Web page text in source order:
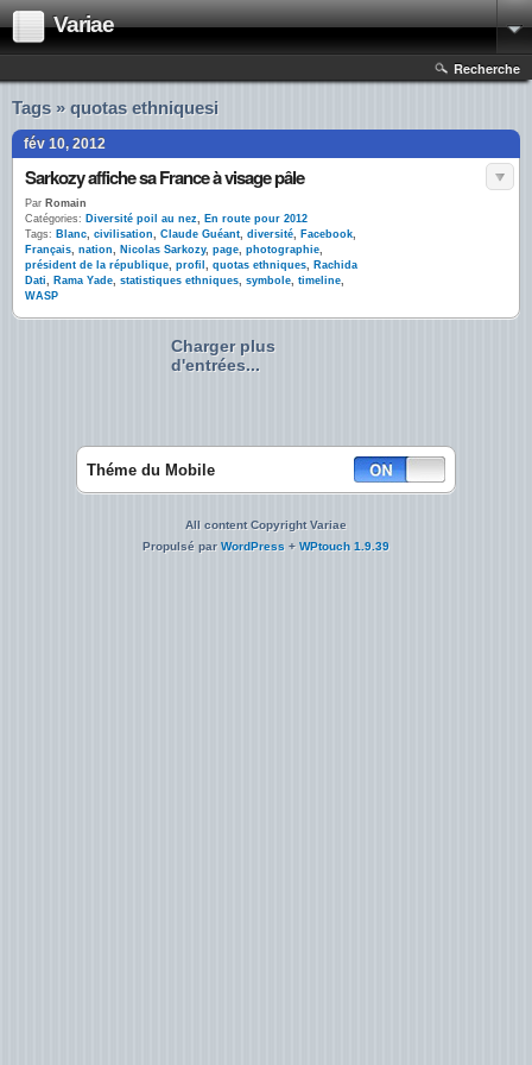
Variae
Recherche
Tags » quotas ethniquesi
fév 10, 2012
Sarkozy affiche sa France à visage pâle
Par Romain
Catégories: Diversité poil au nez, En route pour 2012
Tags: Blanc, civilisation, Claude Guéant, diversité, Facebook,
Français, nation, Nicolas Sarkozy, page, photographie,
président de la république, profil , quotas ethniques, Rachida
Dati, Rama Yade, statistiques ethniques, symbole, timeline,
WASP
Charger plus
d'entrées...
Théme du Mobile
All content Copyright Variae
Propulsé parWordPress + WPtouch 1.9.39